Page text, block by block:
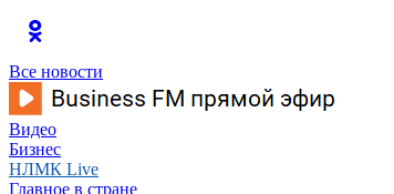
Все новости
Видео
Бизнес
НЛМК Live
Главное в стране